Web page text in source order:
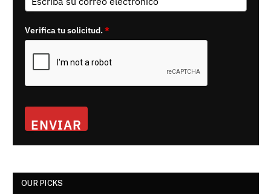
Verifica tu solicitud.*
ENVIAR
OUR PICKS